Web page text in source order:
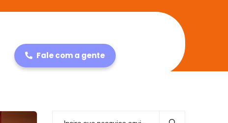
Fale com a gente